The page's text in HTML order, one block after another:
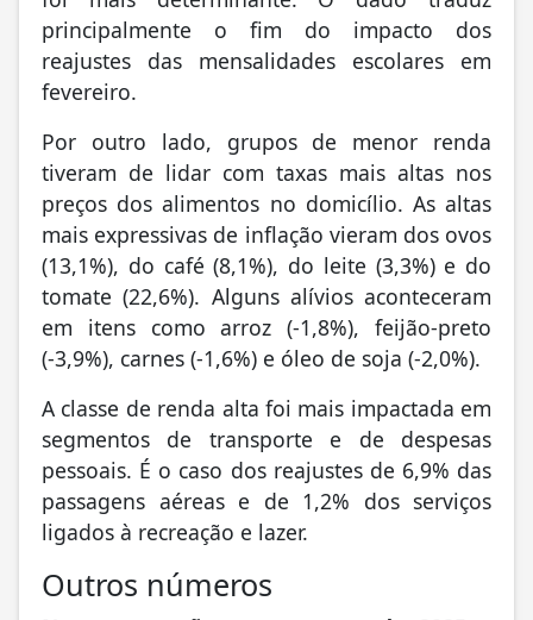
principalmente o fim do impacto dos
reajustes das mensalidades escolares em
fevereiro.
Por outro lado, grupos de menor renda
tiveram de lidar com taxas mais altas nos
preços dos alimentos no domicílio. As altas
mais expressivas de inflação vieram dos ovos
(13,1%), do café (8,1%), do leite (3,3%) e do
tomate (22,6%). Alguns alívios aconteceram
em itens como arroz (-1,8%), feijão-preto
(-3,9%), carnes (-1,6%) e óleo de soja (-2,0%).
A classe de renda alta foi mais impactada em
segmentos de transporte e de despesas
pessoais. É o caso dos reajustes de 6,9% das
passagens aéreas e de 1,2% dos serviços
ligados à recreação e lazer.
Outros números